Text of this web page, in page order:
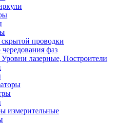
проводки
фаз
лазерные, Построители
измерительные